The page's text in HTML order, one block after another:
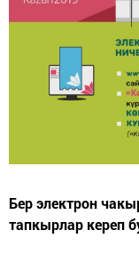
Бер электрон
тапкырлар кереп